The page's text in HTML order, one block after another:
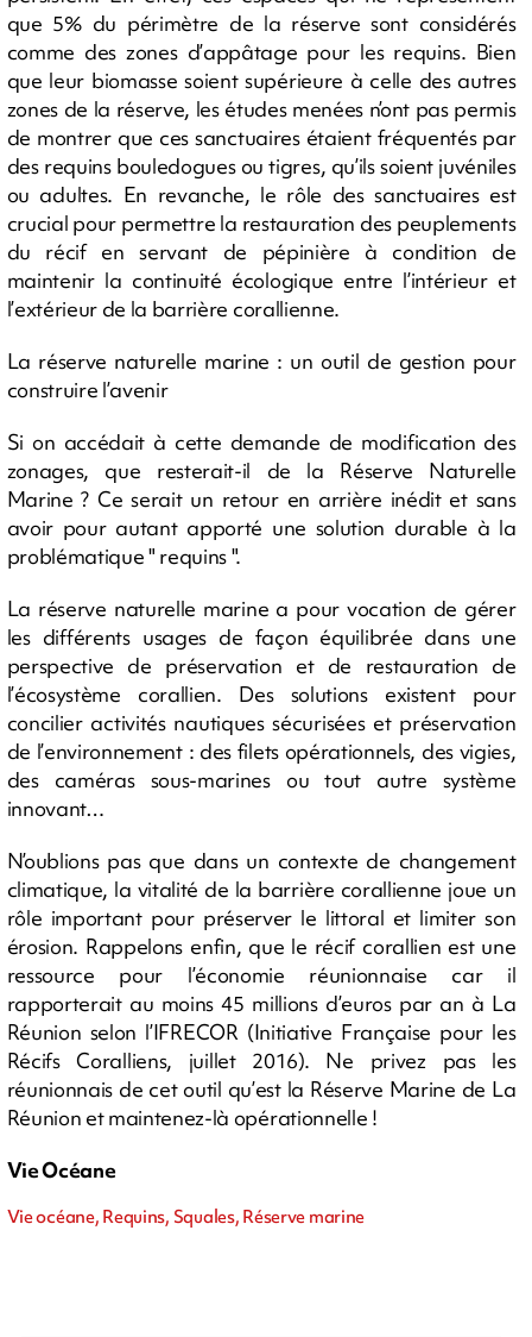
que 5% du périmètre de la réserve sont considérés
comme des zones d’appâtage pour les requins. Bien
que leur biomasse soient supérieure à celle des autres
zones de la réserve, les études menées n’ont pas permis
de montrer que ces sanctuaires étaient fréquentés par
des requins bouledogues ou tigres, qu’ils soient juvéniles
ou adultes. En revanche, le rôle des sanctuaires est
crucial pour permettre la restauration des peuplements
du récif en servant de pépinière à condition de
maintenir la continuité écologique entre l’intérieur et
l’extérieur de la barrière corallienne.
La réserve naturelle marine : un outil de gestion pour
construire l’avenir
Si on accédait à cette demande de modification des
zonages, que resterait-il de la Réserve Naturelle
Marine ? Ce serait un retour en arrière inédit et sans
avoir pour autant apporté une solution durable à la
problématique " requins ".
La réserve naturelle marine a pour vocation de gérer
les différents usages de façon équilibrée dans une
perspective de préservation et de restauration de
l’écosystème corallien. Des solutions existent pour
concilier activités nautiques sécurisées et préservation
de l’environnement : des filets opérationnels, des vigies,
des caméras sous-marines ou tout autre système
innovant…
N’oublions pas que dans un contexte de changement
climatique, la vitalité de la barrière corallienne joue un
rôle important pour préserver le littoral et limiter son
érosion. Rappelons enfin, que le récif corallien est une
ressource pour l’économie réunionnaise car il
rapporterait au moins 45 millions d’euros par an à La
Réunion selon l’IFRECOR (Initiative Française pour les
Récifs Coralliens, juillet 2016). Ne privez pas les
réunionnais de cet outil qu’est la Réserve Marine de La
Réunion et maintenez-là opérationnelle !
Vie Océane
Vie océane, Requins, Squales, Réserve marine